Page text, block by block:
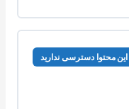
محتوا دسترسی ندارید